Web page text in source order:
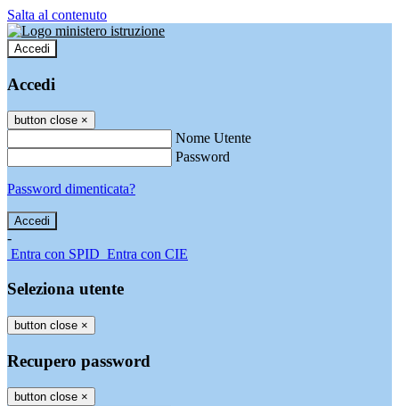
Salta al contenuto
Accedi
Accedi
button close ×
Nome Utente
Password
Password dimenticata?
-
Entra con SPID Entra con CIE
Seleziona utente
button close ×
Recupero password
button close ×